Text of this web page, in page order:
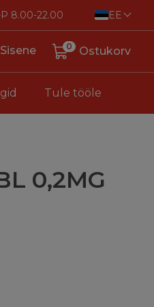
P 8.00-22.00 EE
Sisene 0 Ostukorv
Tule tööle
0,2MG